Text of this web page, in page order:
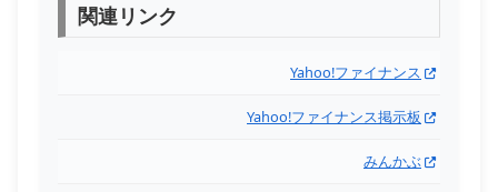
関連リンク
Yahoo!ファイナンス
Yahoo!ファイナンス掲示板
みんかぶ